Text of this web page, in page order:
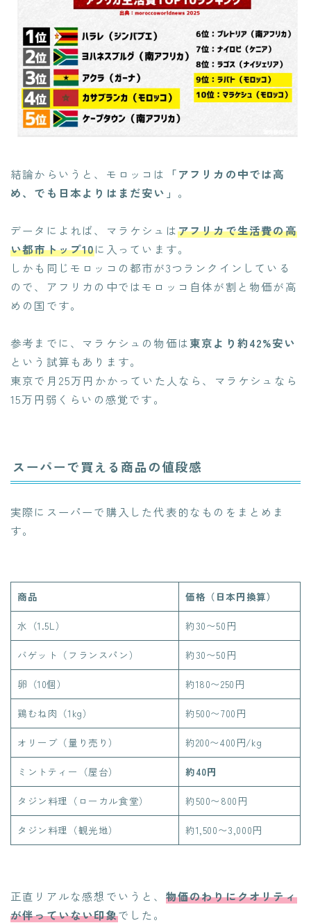
結論からいうと、モロッコは
「アフリカの中では高
め、でも日本よりはまだ安い」 。
データによれば、マラケシュはアフリカで生活費の高
い都市トップ10に入っています。
しかも同じモロッコの都市が3つランクインしている
ので、アフリカの中ではモロッコ自体が割と物価が高
めの国です。
参考までに、マラケシュの物価は東京より約42%安い
という試算もあります。
東京で月25万円かかっていた人なら、マラケシュなら
15万円弱くらいの感覚です。
スーパーで買える商品の値段感
実際にスーパーで購入した代表的なものをまとめま
す。
商品 価格（日本円換算）
水（1.5L） 約30〜50円
バゲット（フランスパン） 約30〜50円
卵（10個） 約180〜250円
鶏むね肉（1kg） 約500〜700円
オリーブ（量り売り） 約200〜400円/kg
ミントティー（屋台） 約40円
タジン料理（ローカル食堂） 約500〜800円
タジン料理（観光地） 約1,500〜3,000円
正直リアルな感想でいうと、 物価のわりにクオリティ
が伴っていない印象でした。